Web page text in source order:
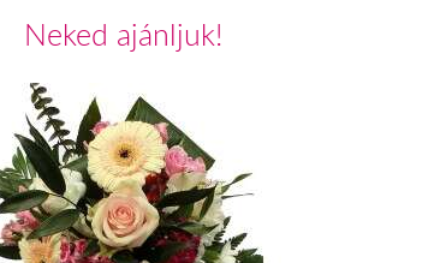
Neked ajánljuk!